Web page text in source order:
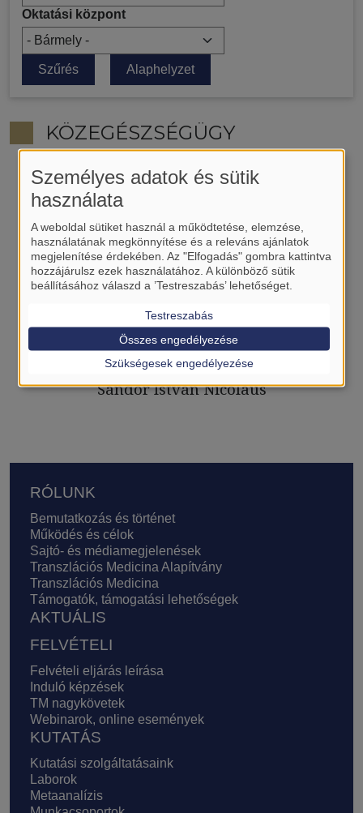
Oktatási központ
KÖZEGÉSZSÉGÜGY
Sándor István Nicolaus
Lábléc
RÓLUNK
Bemutatkozás és történet
Működés és célok
Sajtó- és médiamegjelenések
Transzlációs Medicina Alapítvány
Transzlációs Medicina
Támogatók, támogatási lehetőségek
AKTUÁLIS
FELVÉTELI
Felvételi eljárás leírása
Induló képzések
TM nagykövetek
Webinarok, online események
KUTATÁS
Kutatási szolgáltatásaink
Laborok
Metaanalízis
Személyes adatok és sütik
használata
A weboldal sütiket használ a működtetése, elemzése,
használatának megkönnyítése és a releváns ajánlatok
megjelenítése érdekében. Az "Elfogadás" gombra kattintva
hozzájárulsz ezek használatához. A különböző sütik
beállításához válaszd a ’Testreszabás’ lehetőséget.
Testreszabás
Szükségesek engedélyezése
Összes engedélyezése